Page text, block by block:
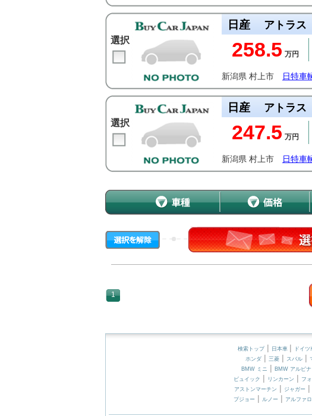
選択
日産 アトラス
258.5 万円
新潟県 村上市 日特車
選択
日産 アトラス
247.5 万円
新潟県 村上市 日特車
1
検索トップ| 日本車 | ドイツ
ホンダ | 三菱 | スバル |
BMW ミニ | BMW アルピナ
ビュイック | リンカーン | フ
アストンマーチン | ジャガー |
プジョー | ルノー | アルファ